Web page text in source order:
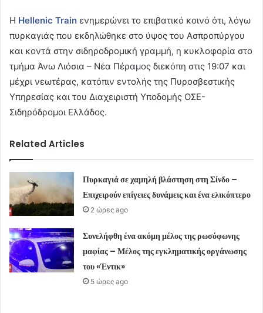
Η Hellenic Train ενημερώνει το επιβατικό κοινό ότι, λόγω
πυρκαγιάς που εκδηλώθηκε στο ύψος του Ασπροπύργου
και κοντά στην σιδηροδρομική γραμμή, η κυκλοφορία στο
τμήμα Άνω Λιόσια – Νέα Πέραμος διεκόπη στις 19:07 και
μέχρι νεωτέρας, κατόπιν εντολής της Πυροσβεστικής
Υπηρεσίας και του Διαχειριστή Υποδομής ΟΣΕ-
Σιδηρόδρομοι Ελλάδος.
Related Articles
Πυρκαγιά σε χαμηλή βλάστηση στη Σίνδο –
Επιχειρούν επίγειες δυνάμεις και ένα ελικόπτερο
2 ώρες ago
Συνελήφθη ένα ακόμη μέλος της ρωσόφωνης
μαφίας – Μέλος της εγκληματικής οργάνωσης
του «Έντικ»
5 ώρες ago